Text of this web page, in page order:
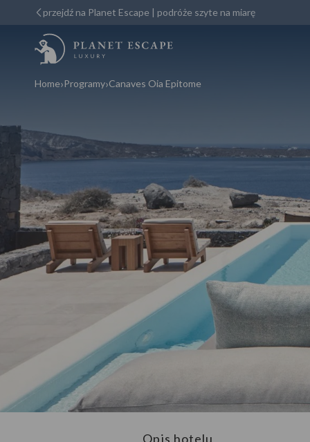
przejdź na Planet Escape | podróże szyte na miarę
Home Programy Canaves Oia Epitome
Opis hotelu